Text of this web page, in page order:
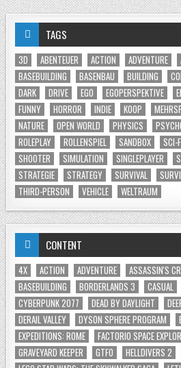
TAGS
3D ABENTEUER ACTION ADVENTURE
BASEBUILDING
BASENBAU BUILDING
DARK
DRIVE EGO EGOPERSPEKTIVE
FUNNY
HORROR INDIE KOOP
NATURE
OPEN WORLD PHYSICS
ROLEPLAY
ROLLENSPIEL SANDBOX SCI-
SHOOTER
SIMULATION SINGLEPLAYER
STRATEGIE
STRATEGY SURVIVAL
THIRD-PERSON
VEHICLE WELTRAUM
CONTENT
4X ACTION ADVENTURE
ASSASSIN'S
BASEBUILDING
BORDERLANDS 3 CASUAL
CYBERPUNK 2077
DEAD BY DAYLIGHT
DERAIL VALLEY
DYSON SPHERE PROGRAM
EXPEDITIONS: ROME
FACTORIO SPACE
GRAVEYARD KEEPER
GTFO HELLDIVERS 2